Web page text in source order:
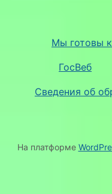
Мы готовы
ГосВеб
Сведения об
На платформе